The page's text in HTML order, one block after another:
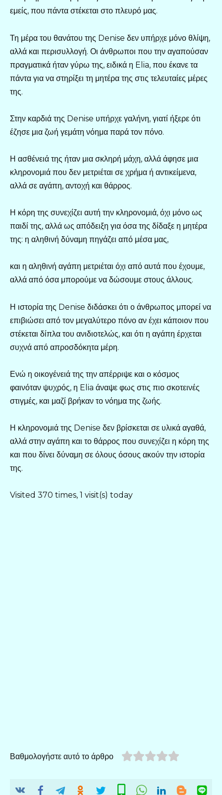
εμείς, που πάντα στέκεται στο πλευρό μας.
Τη μέρα του θανάτου της Denise δεν υπήρχε μόνο θλίψη,
αλλά και περισυλλογή. Οι άνθρωποι που την αγαπούσαν
πραγματικά ήταν γύρω της, ειδικά η Elia, που έκανε τα
πάντα για να στηρίξει τη μητέρα της στις τελευταίες μέρες
της.
Στην καρδιά της Denise υπήρχε γαλήνη, γιατί ήξερε ότι
έζησε μια ζωή γεμάτη νόημα παρά τον πόνο.
Η ασθένειά της ήταν μια σκληρή μάχη, αλλά άφησε μια
κληρονομιά που δεν μετριέται σε χρήμα ή αντικείμενα,
αλλά σε αγάπη, αντοχή και θάρρος.
Η κόρη της συνεχίζει αυτή την κληρονομιά, όχι μόνο ως
παιδί της, αλλά ως απόδειξη για όσα της δίδαξε η μητέρα
της: η αληθινή δύναμη πηγάζει από μέσα μας,
και η αληθινή αγάπη μετριέται όχι από αυτά που έχουμε,
αλλά από όσα μπορούμε να δώσουμε στους άλλους.
Η ιστορία της Denise διδάσκει ότι ο άνθρωπος μπορεί να
επιβιώσει από τον μεγαλύτερο πόνο αν έχει κάποιον που
στέκεται δίπλα του ανιδιοτελώς, και ότι η αγάπη έρχεται
συχνά από απροσδόκητα μέρη.
Ενώ η οικογένειά της την απέρριψε και ο κόσμος
φαινόταν ψυχρός, η Elia άναψε φως στις πιο σκοτεινές
στιγμές, και μαζί βρήκαν το νόημα της ζωής.
Η κληρονομιά της Denise δεν βρίσκεται σε υλικά αγαθά,
αλλά στην αγάπη και το θάρρος που συνεχίζει η κόρη της
και που δίνει δύναμη σε όλους όσους ακούν την ιστορία
της.
Visited 370 times, 1 visit(s) today
Βαθμολογήστε αυτό το άρθρο